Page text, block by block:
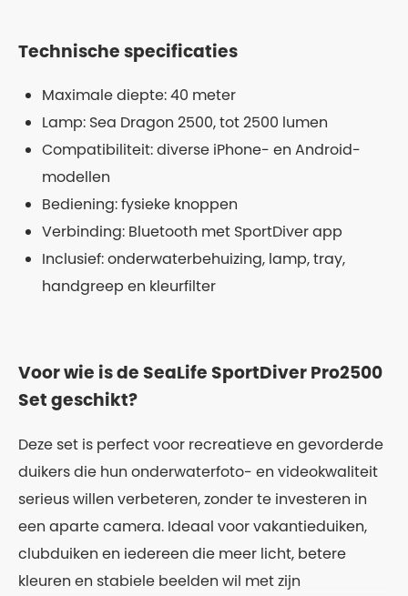
Technische specificaties
Maximale diepte: 40 meter
Lamp: Sea Dragon 2500, tot 2500 lumen
Compatibiliteit: diverse iPhone- en Android-
modellen
Bediening: fysieke knoppen
Verbinding: Bluetooth met SportDiver app
Inclusief: onderwaterbehuizing, lamp, tray,
handgreep en kleurfilter
Voor wie is de SeaLife SportDiver Pro2500
Set geschikt?
Deze set is perfect voor recreatieve en gevorderde
duikers die hun onderwaterfoto- en videokwaliteit
serieus willen verbeteren, zonder te investeren in
een aparte camera. Ideaal voor vakantieduiken,
clubduiken en iedereen die meer licht, betere
kleuren en stabiele beelden wil met zijn